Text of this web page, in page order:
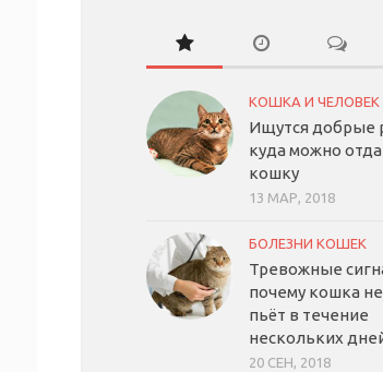
КОШКА И ЧЕЛОВЕК
Ищутся добрые
куда можно
кошку
13 МАР, 2018
БОЛЕЗНИ КОШЕК
Тревожные
почему кошка не
пьёт в течение
нескольких
20 СЕН, 2018